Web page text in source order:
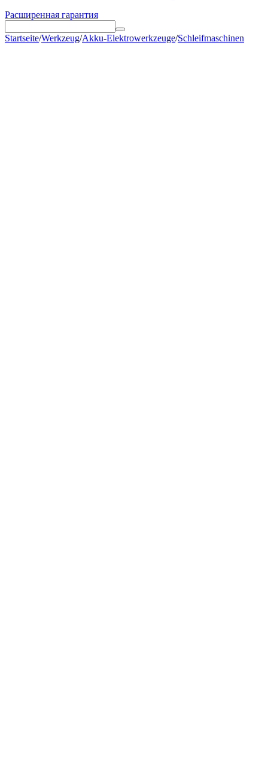
Расширенная гарантия
Startseite/Werkzeug/Akku-Elektrowerkzeuge/Schleifmaschinen